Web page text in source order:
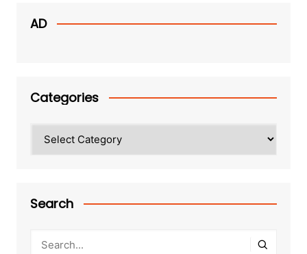
AD
Categories
Search